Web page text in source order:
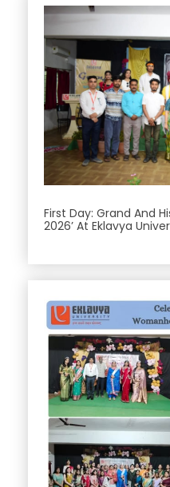
First Day: Grand And
2026’ At Eklavya